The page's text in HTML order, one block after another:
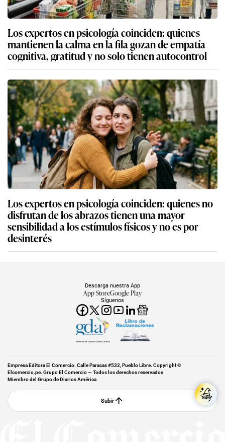
Los expertos en psicología coinciden: quienes
mantienen la calma en la fila gozan de empatía
cognitiva, gratitud y no solo tienen autocontrol
Los expertos en psicología coinciden: quienes no
disfrutan de los abrazos tienen una mayor
sensibilidad a los estímulos físicos y no es por
desinterés
Síguenos
Descarga nuestra App
App StoreGoogle Play
Miembro del Grupo de Diarios América
Empresa Editora El Comercio. Calle Paracas #532, Pueblo Libre. Copyright ©
Elcomercio.pe. Grupo El Comercio — Todos los derechos reservados
Miembro del Grupo de Diarios América
Subir